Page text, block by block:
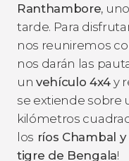
Ranthambore,
tarde. Para
nos reuniremos
nos darán las
unvehículo 4x4 y
se extiende sobre
kilómetros
los ríos Chambal y
tigre de Bengala!